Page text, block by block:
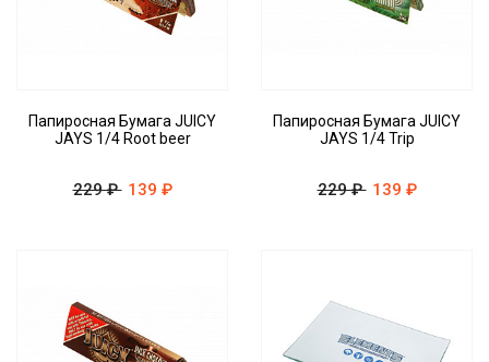
Папиросная Бумага JUICY
JAYS 1/4 Root beer
229 ₽ 139 ₽
Папиросная Бумага JUICY
JAYS 1/4 Trip
229 ₽ 139 ₽